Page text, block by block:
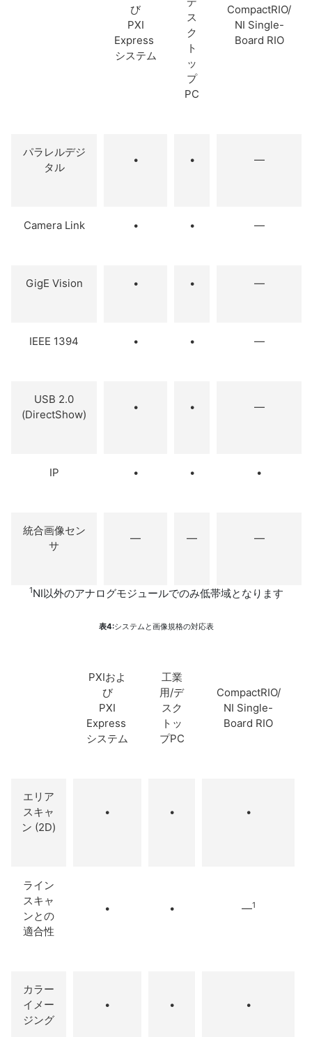
び
PXI
Express
システム
ス
ク
ト
ッ
プ
PC
CompactRIO/
NI Single-
Board RIO
パラレルデジ
タル
• • —
Camera Link • • —
GigE Vision • • —
IEEE 1394 • • —
USB 2.0
(DirectShow)
• • —
IP • • •
統合画像セン
サ
— — —
1NI以外のアナログモジュールでのみ低帯域となります
表4:システムと画像規格の対応表
PXIおよ
び
PXI
Express
システム
工業
用/デ
スク
トッ
プPC
CompactRIO/
NI Single-
Board RIO
エリア
スキャ
ン (2D)
• • •
ライン
スキャ
ンとの
適合性
• • —1
カラー
イメー
ジング
• • •